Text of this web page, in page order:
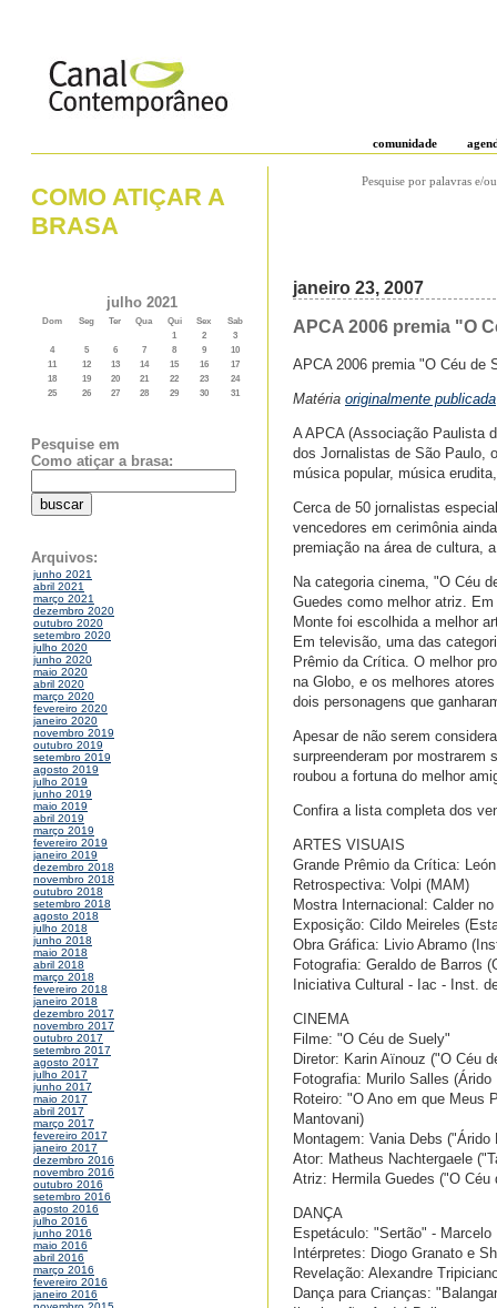
comunidade
COMO ATIÇAR A
BRASA
julho 2021
Dom Seg Ter Qua Qui Sex
Sab
1
2
3
4
5 6 7 8 9
10
11
12 13 14 15 16
17
18
19 20 21 22 23
24
25
26 27 28 29 30 31
Pesquise em
Como atiçar a brasa:
Arquivos:
junho 2021
abril 2021
março 2021
dezembro 2020
outubro 2020
setembro 2020
julho 2020
junho 2020
maio 2020
abril 2020
março 2020
fevereiro 2020
janeiro 2020
novembro 2019
outubro 2019
setembro 2019
agosto 2019
julho 2019
junho 2019
maio 2019
abril 2019
março 2019
fevereiro 2019
janeiro 2019
dezembro 2018
novembro 2018
outubro 2018
setembro 2018
agosto 2018
julho 2018
junho 2018
maio 2018
abril 2018
março 2018
fevereiro 2018
janeiro 2018
dezembro 2017
novembro 2017
outubro 2017
setembro 2017
agosto 2017
julho 2017
junho 2017
maio 2017
abril 2017
março 2017
fevereiro 2017
janeiro 2017
dezembro 2016
novembro 2016
outubro 2016
setembro 2016
agosto 2016
julho 2016
junho 2016
maio 2016
abril 2016
março 2016
fevereiro 2016
janeiro 2016
Pesquise por palavras e/
janeiro 23, 2007
APCA 2006 premia "O
APCA 2006 premia "O Céu de
Matéria originalmente publicada
A APCA (Associação Paulista
dos Jornalistas de São Paulo,
música popular, música
Cerca de 50 jornalistas
vencedores em cerimônia
premiação na área de cultura,
Na categoria cinema, "O Céu
Guedes como melhor atriz.
Monte foi escolhida a melhor
Em televisão, uma das
Prêmio da Crítica. O melhor
na Globo, e os melhores
dois personagens que
Apesar de não serem
surpreenderam por mostrarem
roubou a fortuna do melhor
Confira a lista completa dos
ARTES VISUAIS
Grande Prêmio da Crítica:
Retrospectiva: Volpi (MAM)
Mostra Internacional: Calder
Exposição: Cildo Meireles
Obra Gráfica: Livio Abramo
Fotografia: Geraldo de Barros
Iniciativa Cultural - Iac - Inst.
CINEMA
Filme: "O Céu de Suely"
Diretor: Karin Aïnouz ("O Céu
Fotografia: Murilo Salles (Árido
Roteiro: "O Ano em que Meus
Mantovani)
Montagem: Vania Debs ("Árido
Ator: Matheus Nachtergaele
Atriz: Hermila Guedes ("O Céu
DANÇA
Espetáculo: "Sertão" - Marcelo
Intérpretes: Diogo Granato e
Revelação: Alexandre
Dança para Crianças: